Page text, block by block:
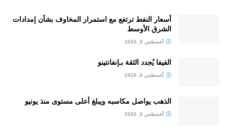
أسعار النفط ترتفع مع استمرار المخاوف بشأن إمدادات
الشرق الأوسط
أغسطس 6, 2026
الفيفا يُجدد الثقة بـإنفانتينو
أغسطس 6, 2026
الذهب يواصل مكاسبه ويبلغ أعلى مستوى منذ يونيو
أغسطس 6, 2026